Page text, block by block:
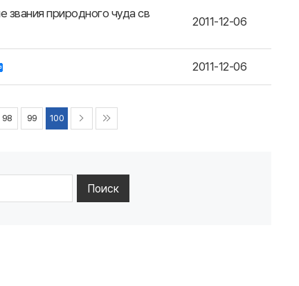
природного чуда св
2011-12-06
2011-12-06
98 99 100
Поиск